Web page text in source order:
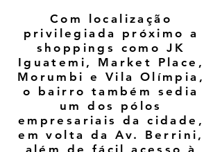
Com localização
privilegiada próximo a
shoppings como JK
Iguatemi, Market Place,
Morumbi e Vila Olímpia,
o bairro também sedia
um dos pólos
empresariais da cidade,
em volta da Av. Berrini,
além de fácil acesso à